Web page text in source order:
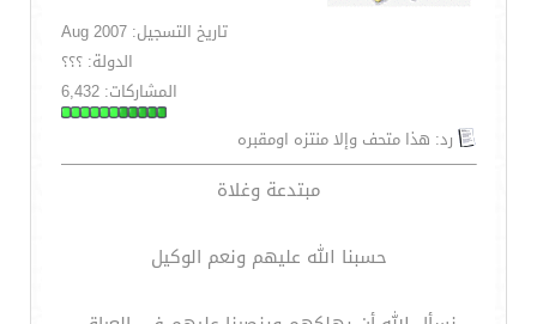
تاريخ التسجيل: Aug 2007
الدولة: ؟؟؟
المشاركات: 6,432
رد: هذا متحف وإلا منتزه اومقبره
مبتدعة وغلاة
حسبنا الله عليهم ونعم الوكيل